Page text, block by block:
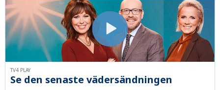
Se den senaste vädersändningen
TV4 PLAY